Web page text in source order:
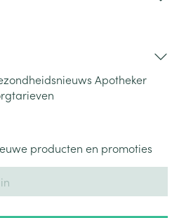
Apotheker
producten en promoties